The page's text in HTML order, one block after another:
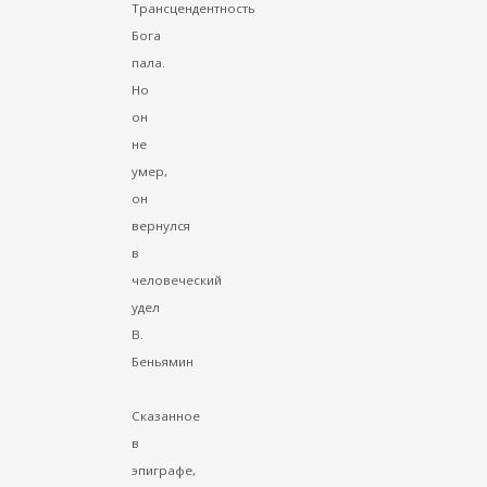
Трансцендентность
Бога
пала.
Но
он
не
умер,
он
вернулся
в
человеческий
удел
В.
Беньямин
Сказанное
в
эпиграфе,